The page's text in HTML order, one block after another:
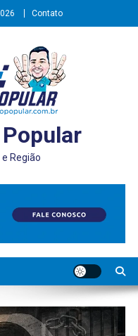
Contato
Região